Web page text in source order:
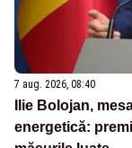
7 aug. 2026, 08:40
Ilie Bolojan,
energetică: